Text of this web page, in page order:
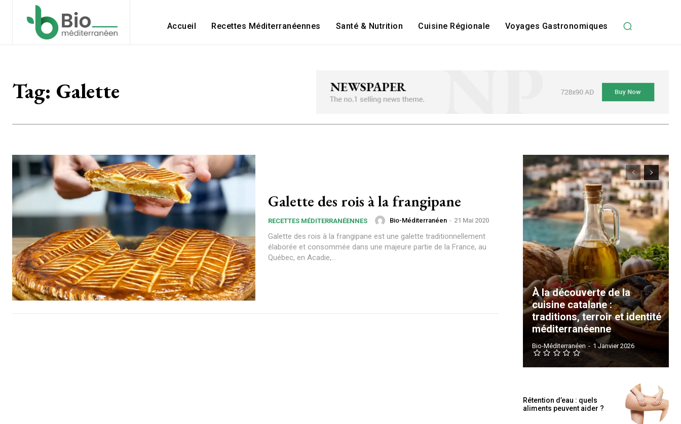
Accueil Recettes Méditerranéennes Santé & Nutrition Cuisine Régionale Voyages Gastronomiques
Tag: Galette
Galette des rois à la frangipane
RECETTES MÉDITERRANÉENNES Bio-Méditerranéen - 21 Mai 2020
Galette des rois à la frangipane est une galette traditionnellement
élaborée et consommée dans une majeure partie de la France, au
Québec, en Acadie,...
À la découverte de la
cuisine catalane :
traditions, terroir et identité
méditerranéenne
Bio-Méditerranéen - 1 Janvier 2026
Rétention d’eau : quels
aliments peuvent aider ?